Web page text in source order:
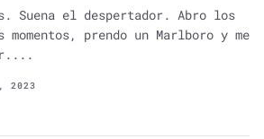
Suena el despertador. Abro los
prendo un Marlboro y me
2023